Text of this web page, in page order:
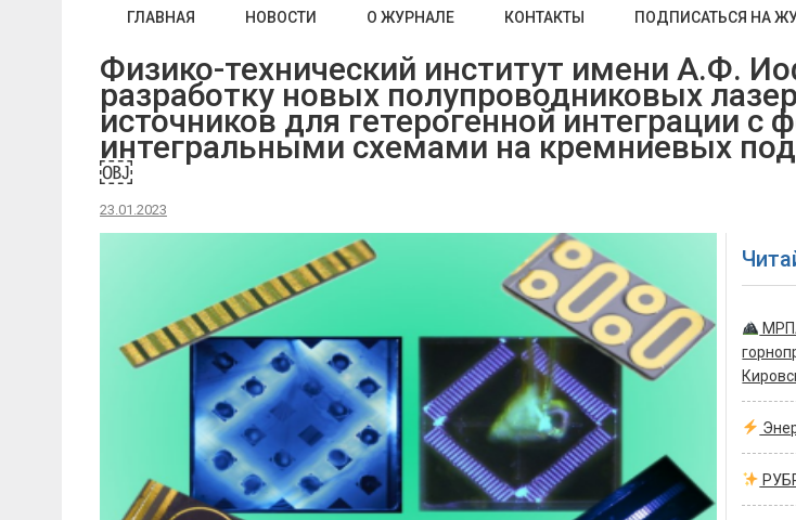
ГЛАВНАЯ НОВОСТИ О ЖУРНАЛЕ КОНТАКТЫ ПОДПИСАТЬСЯ НА
Физико-технический институт имени А.Ф.
разработку новых полупроводниковых
источников для гетерогенной интеграции с
интегральными схемами на кремниевых
￼
23.01.2023